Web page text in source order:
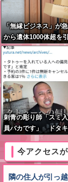
「無縁ビジネス」が
から遺体1000体超を
刺青の彫り師「スミ
員バカです」 ドタ
前、カネはない、挨
今アクセス
隣の住人が引っ